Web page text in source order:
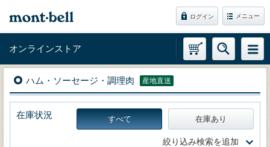
ログイン メニュー
オンラインストア
ハム・ソーセージ・調理肉 産地直送
在庫状況 すべて 在庫あり
絞り込み検索を追加